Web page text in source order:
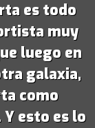
es todo
muy
luego en
galaxia,
como
esto es lo